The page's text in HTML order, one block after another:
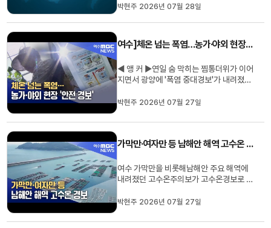
도 흔들림이 감지됐습니다.전남광주통합소
방본부에 따르면지진을 느꼈다는 신고가오
지진으로 전남광주를 비롯해경남, 부산, 제
박현주 2026년 07월 28일
여수]체온 넘는 폭염…농가·야외 현장 '안전 경보'
◀ 앵 커 ▶연일 숨 막히는 찜통더위가 이어
지면서 광양에 '폭염 중대경보'가 내려졌습
계로, 전남과 광주에서는 이번이 처음입니
자도 잇따르고 있습니다.박현주 기자가 보
빛에 달아오른 아스팔트 위로아...
박현주 2026년 07월 27일
가막만·여자만 등 남해안 해역 고수온 경보
여수 가막만을 비롯해남해안 주요 해역에
내려졌던 고수온주의보가 고수온경보로 격
가막만과 여자만, 득량만, 함평만, 도암만
수온 주의보를 발령한다고 밝혔습니다.고
박현주 2026년 07월 27일